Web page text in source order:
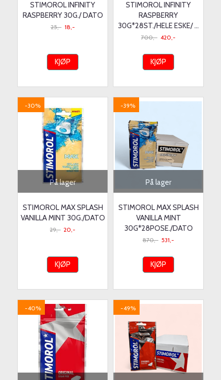
STIMOROL INFINITY
RASPBERRY 30G./ DATO
25,- 18,-
KJØP
STIMOROL INFINITY
RASPBERRY
30G*28ST./HELE ESKE/ ...
700,- 420,-
KJØP
På lager
-30%
STIMOROL MAX SPLASH
VANILLA MINT 30G./DATO
29,- 20,-
KJØP
På lager
-39%
STIMOROL MAX SPLASH
VANILLA MINT
30G*28POSE./DATO
870,- 531,-
KJØP
-40% -49%